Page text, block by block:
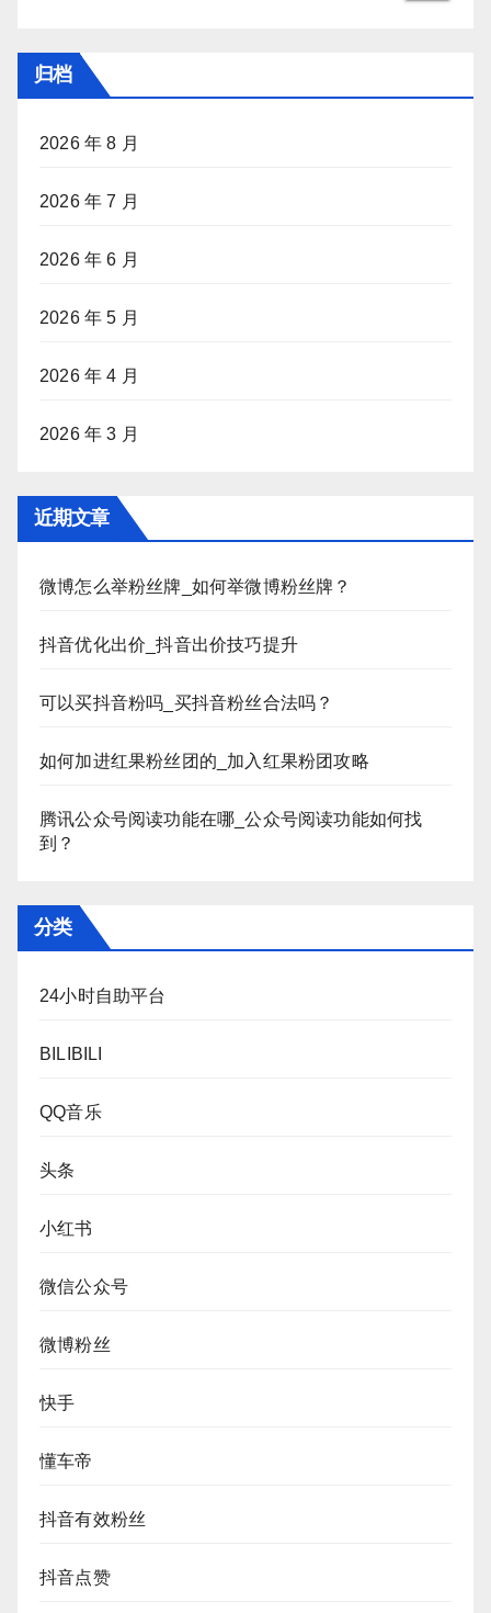
归档
2026 年 8 月
2026 年 7 月
2026 年 6 月
2026 年 5 月
2026 年 4 月
2026 年 3 月
近期文章
微博怎么举粉丝牌_如何举微博粉丝牌？
抖音优化出价_抖音出价技巧提升
可以买抖音粉吗_买抖音粉丝合法吗？
如何加进红果粉丝团的_加入红果粉团攻略
腾讯公众号阅读功能在哪_公众号阅读功能如何找
到？
分类
24小时自助平台
BILIBILI
QQ音乐
头条
小红书
微信公众号
微博粉丝
快手
懂车帝
抖音有效粉丝
抖音点赞